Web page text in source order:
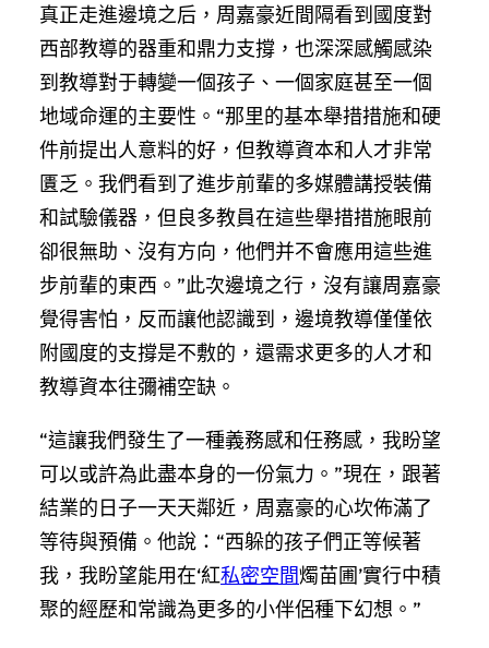
真正走進邊境之后，周嘉豪近間隔看到國度對
西部教導的器重和鼎力支撐，也深深感觸感染
到教導對于轉變一個孩子、一個家庭甚至一個
地域命運的主要性。“那里的基本舉措措施和硬
件前提出人意料的好，但教導資本和人才非常
匱乏。我們看到了進步前輩的多媒體講授裝備
和試驗儀器，但良多教員在這些舉措措施眼前
卻很無助、沒有方向，他們并不會應用這些進
步前輩的東西。”此次邊境之行，沒有讓周嘉豪
覺得害怕，反而讓他認識到，邊境教導僅僅依
附國度的支撐是不敷的，還需求更多的人才和
教導資本往彌補空缺。
“這讓我們發生了一種義務感和任務感，我盼望
可以或許為此盡本身的一份氣力。”現在，跟著
結業的日子一天天鄰近，周嘉豪的心坎佈滿了
等待與預備。他說：“西躲的孩子們正等候著
我，我盼望能用在‘紅私密空間燭苗圃’實行中積
聚的經歷和常識為更多的小伴侶種下幻想。”